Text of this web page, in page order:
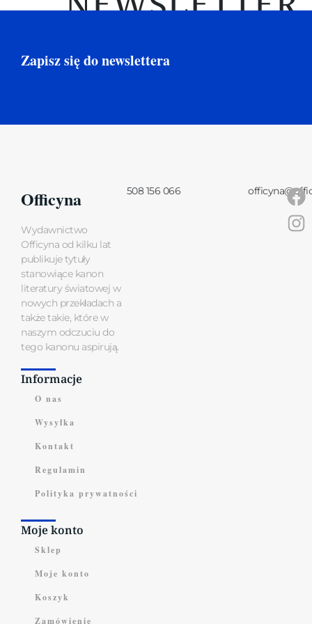
Zapisz się do newslettera
Officyna
Wydawnictwo
Officyna od kilku lat
publikuje tytuły
stanowiące kanon
literatury światowej w
nowych przekładach a
także takie, które w
naszym odczuciu do
tego kanonu aspirują.
508 156 066
Informacje
O nas
Wysyłka
Kontakt
Regulamin
Polityka prywatności
Moje konto
Sklep
Moje konto
Koszyk
Zamówienie